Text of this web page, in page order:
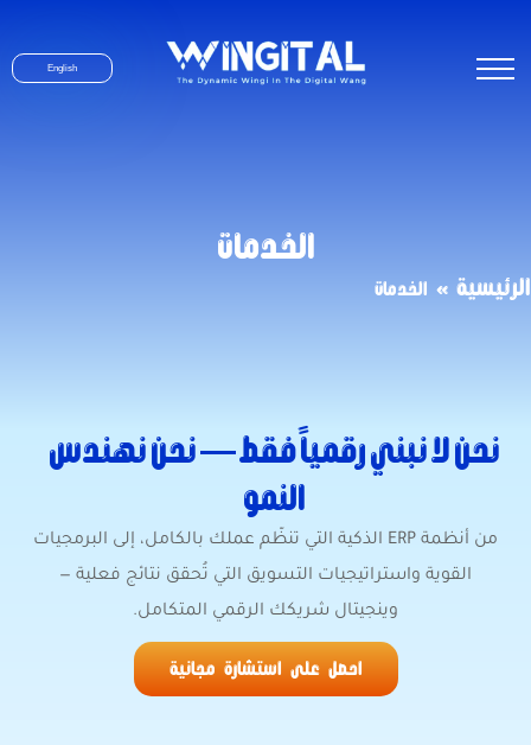
English
الخدمات
الرئيسية » الخدمات
نحن لا نبني رقمياً فقط — نحن نهندس
النمو
من أنظمة ERP الذكية التي تنظّم عملك بالكامل، إلى البرمجيات
القوية واستراتيجيات التسويق التي تُحقق نتائج فعلية —
وينجيتال شريكك الرقمي المتكامل.
احصل على استشارة مجانية